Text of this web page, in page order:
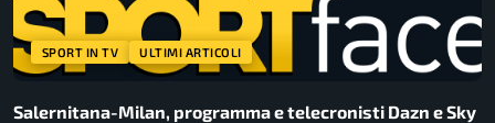
SPORT IN TV ULTIMI ARTICOLI
Salernitana-Milan, programma e telecronisti Dazn e Sky